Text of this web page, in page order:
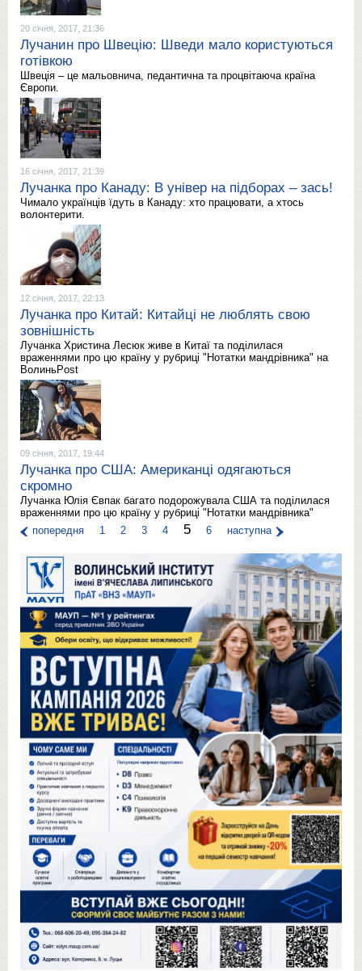
20 січня, 2017, 21:36
Лучанин про Швецію: Шведи мало користуються
готівкою
Швеція – це мальовнича, педантична та процвітаюча країна
Європи.
16 січня, 2017, 21:39
Лучанка про Канаду: В універ на підборах – зась!
Чимало українців їдуть в Канаду: хто працювати, а хтось
волонтерити.
12 січня, 2017, 22:13
Лучанка про Китай: Китайці не люблять свою
зовнішність
Лучанка Христина Лесюк живе в Китаї та поділилася
враженнями про цю країну у рубриці "Нотатки мандрівника" на
ВолиньPost
09 січня, 2017, 19:44
Лучанка про США: Американці одягаються
скромно
Лучанка Юлія Євпак багато подорожувала США та поділилася
враженнями про цю країну у рубриці "Нотатки мандрівника"
попередня
1 2 3 4 5 6 наступна